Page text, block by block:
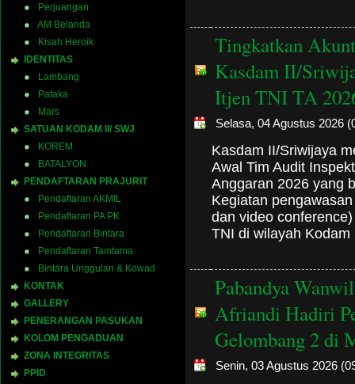
Perjuangan
AM Belanda
Kisah Heroik
IDENTITAS
Lambang
Pataka
Mars
SATUAN KODAM II/ SWJ
KOREM
BATALYON
PENDAFTARAN PRAJURIT
Pendaftaran AKMIL
Pendaftaran PA PK
Pendaftaran Bintara
Pendaftaran Tamtama
Bintara Unggulan & Kowad
KONTAK
GALLERY
PENERANGAN PASUKAN
KOLOM PENGADUAN
ZONA INTEGRITAS
PPID
Tingkatkan
Kasdam II/
Itjen TNI TA
Selasa, 04 Agustus 2026
Kasdam II/Sriwijaya
Awal Tim Audit
Anggaran 2026 yang
Kegiatan
dan video
TNI di wilayah
Pabandya
Afriandi Hadiri
Gelombang 2 di
Senin, 03 Agustus 2026